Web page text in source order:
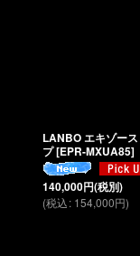
LANBO エキゾー
プ[EPR-MXUA85]
140,000円(税別)
(税込: 154,000円)